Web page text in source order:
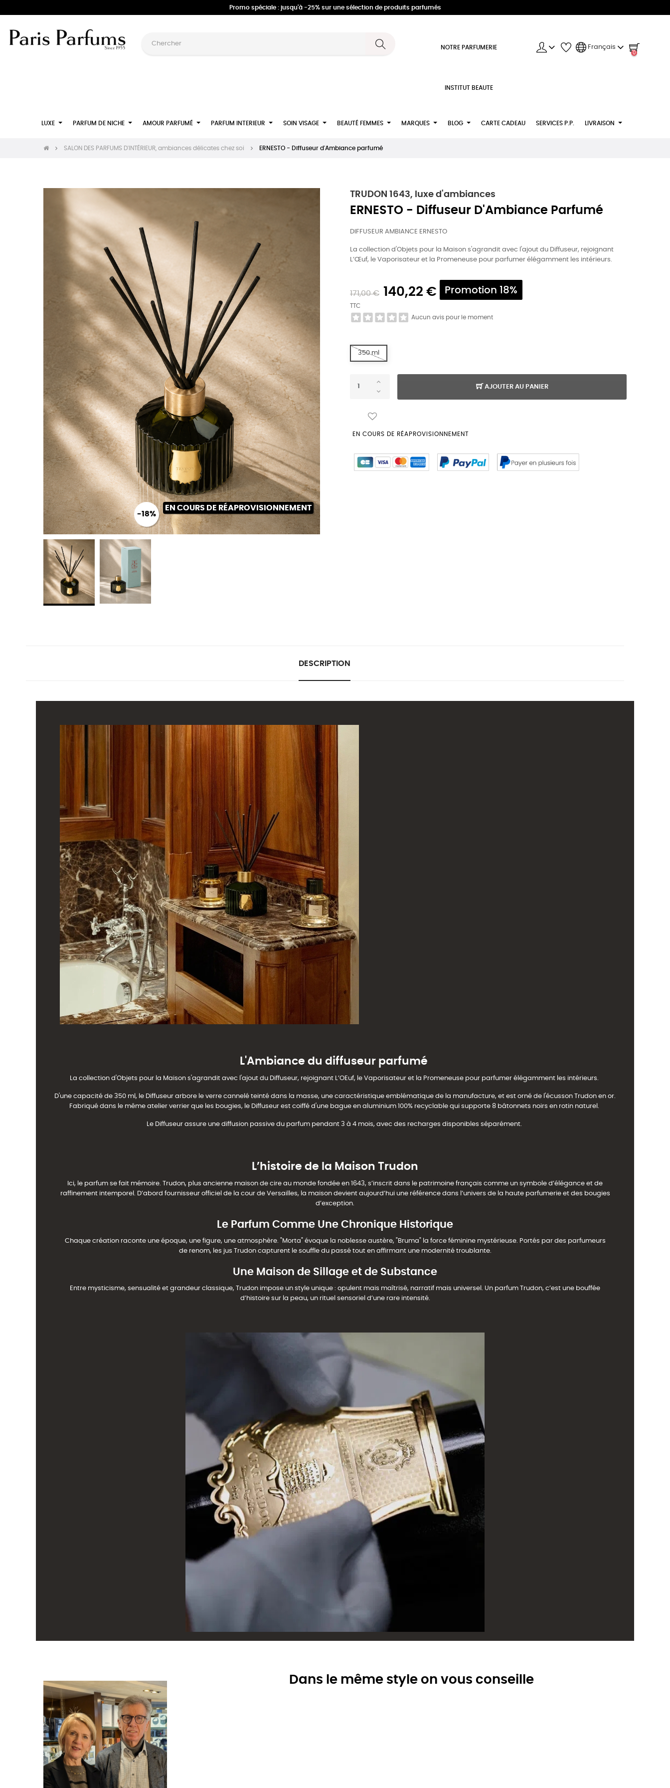
Promo spéciale : jusqu'à -25% sur une sélection de produits parfumés
NOTRE PARFUMERIE
INSTITUT BEAUTE
Français
0
LUXE PARFUM DE NICHE AMOUR PARFUMÉ PARFUM INTERIEUR SOIN VISAGE BEAUTÉ FEMMES MARQUES BLOG CARTE CADEAU SERVICES P.P. LIVRAISON
SALON DES PARFUMS D'INTÉRIEUR, ambiances délicates chez soi ERNESTO - Diffuseur d'Ambiance parfumé
-18%
EN COURS DE RÉAPROVISIONNEMENT
TRUDON 1643, luxe d'ambiances
ERNESTO - Diffuseur D'Ambiance Parfumé
DIFFUSEUR AMBIANCE ERNESTO
La collection d'Objets pour la Maison s'agrandit avec l'ajout du Diffuseur, rejoignant
L’Œuf, le Vaporisateur et la Promeneuse pour parfumer élégamment les intérieurs.
171,00 € 140,22 € Promotion 18%
TTC
Aucun avis pour le moment
350 ml
AJOUTER AU PANIER
EN COURS DE RÉAPROVISIONNEMENT
DESCRIPTION
L'Ambiance du diffuseur parfumé
La collection d'Objets pour la Maison s'agrandit avec l'ajout du Diffuseur, rejoignant L’OEuf, le Vaporisateur et la Promeneuse pour parfumer élégamment les intérieurs.
D'une capacité de 350 ml, le Diffuseur arbore le verre cannelé teinté dans la masse, une caractéristique emblématique de la manufacture, et est orné de l'écusson Trudon en or.
Fabriqué dans le même atelier verrier que les bougies, le Diffuseur est coiffé d'une bague en aluminium 100% recyclable qui supporte 8 bâtonnets noirs en rotin naturel.
Le Diffuseur assure une diffusion passive du parfum pendant 3 à 4 mois, avec des recharges disponibles séparément.
L’histoire de la Maison Trudon
Ici, le parfum se fait mémoire. Trudon, plus ancienne maison de cire au monde fondée en 1643, s’inscrit dans le patrimoine français comme un symbole d’élégance et de
raffinement intemporel. D’abord fournisseur officiel de la cour de Versailles, la maison devient aujourd’hui une référence dans l’univers de la haute parfumerie et des bougies
d’exception.
Le Parfum Comme Une Chronique Historique
Chaque création raconte une époque, une figure, une atmosphère. "Morta" évoque la noblesse austère, "Bruma" la force féminine mystérieuse. Portés par des parfumeurs
de renom, les jus Trudon capturent le souffle du passé tout en affirmant une modernité troublante.
Une Maison de Sillage et de Substance
Entre mysticisme, sensualité et grandeur classique, Trudon impose un style unique : opulent mais maîtrisé, narratif mais universel. Un parfum Trudon, c’est une bouffée
d’histoire sur la peau, un rituel sensoriel d’une rare intensité.
Dans le même style on vous conseille